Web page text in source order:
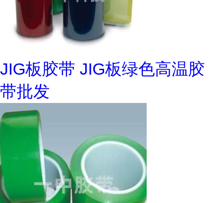
JIG板胶带 JIG板绿色高温胶
带批发